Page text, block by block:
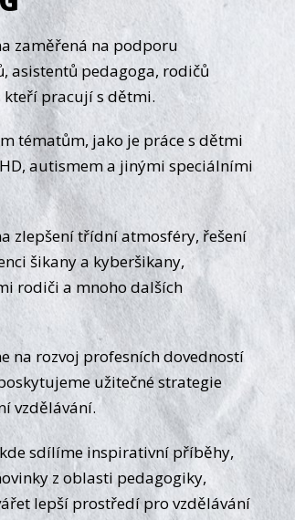
zaměřená na podporu
asistentů pedagoga, rodičů
pracují s dětmi.
tématům, jako je práce s dětmi
autismem a jinými speciálními
zlepšení třídní atmosféry, řešení
šikany a kyberšikany,
rodiči a mnoho dalších
na rozvoj profesních dovedností
užitečné strategie
vzdělávání.
sdílíme inspirativní příběhy,
z oblasti pedagogiky,
lepší prostředí pro vzdělávání